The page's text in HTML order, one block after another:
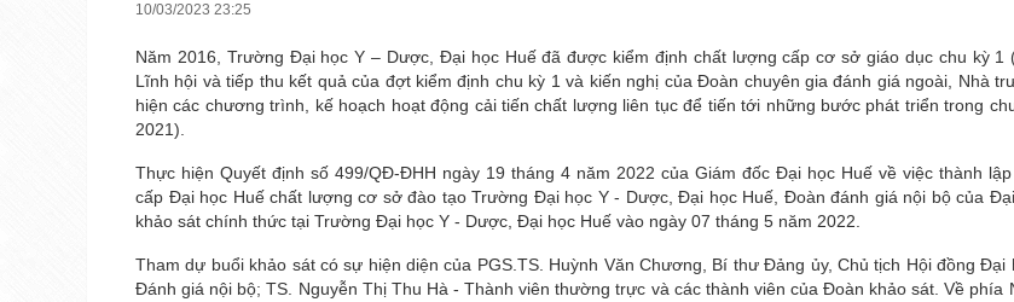
10/03/2023 23:25
Năm 2016, Trường Đại học Y – Dược, Đại học Huế đã được kiểm định chất lượng cấp cơ sở giáo dục chu kỳ 1
Lĩnh hội và tiếp thu kết quả của đợt kiểm định chu kỳ 1 và kiến nghị của Đoàn chuyên gia đánh giá ngoài, Nhà
hiện các chương trình, kế hoạch hoạt động cải tiến chất lượng liên tục để tiến tới những bước phát triển trong
2021).
Thực hiện Quyết định số 499/QĐ-ĐHH ngày 19 tháng 4 năm 2022 của Giám đốc Đại học Huế về việc thành
cấp Đại học Huế chất lượng cơ sở đào tạo Trường Đại học Y - Dược, Đại học Huế, Đoàn đánh giá nội bộ của
khảo sát chính thức tại Trường Đại học Y - Dược, Đại học Huế vào ngày 07 tháng 5 năm 2022.
Tham dự buổi khảo sát có sự hiện diện của PGS.TS. Huỳnh Văn Chương, Bí thư Đảng ủy, Chủ tịch Hội đồng Đại
Đánh giá nội bộ; TS. Nguyễn Thị Thu Hà - Thành viên thường trực và các thành viên của Đoàn khảo sát. Về phía